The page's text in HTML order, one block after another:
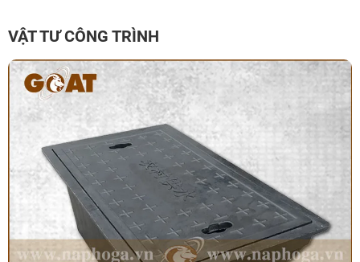
VẬT TƯ CÔNG TRÌNH